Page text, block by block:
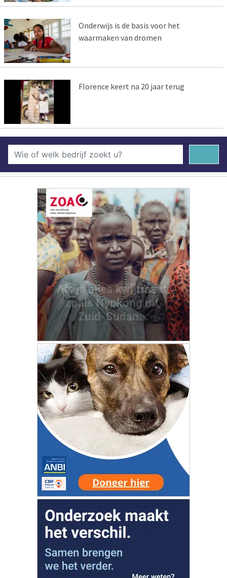
Onderwijs is de basis voor het
waarmaken van dromen
Florence keert na 20 jaar terug